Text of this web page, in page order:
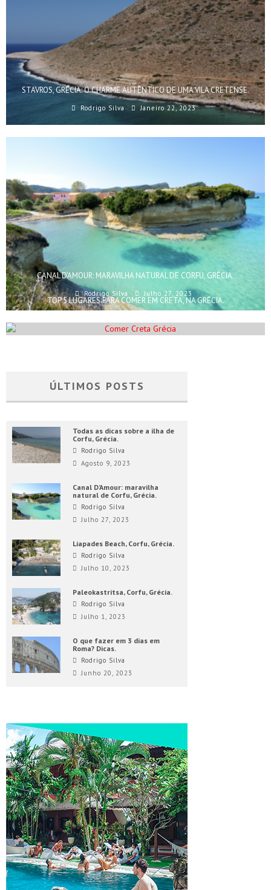
STAVROS, GRÉCIA: O CHARME AUTÊNTICO DE UMA VILA CRETENSE.
Rodrigo Silva Janeiro 22, 2023
CANAL D’AMOUR: MARAVILHA NATURAL DE CORFU, GRÉCIA.
Rodrigo Silva Julho 27, 2023
TOP 5 LUGARES PARA COMER EM CRETA, NA GRÉCIA.
ÚLTIMOS POSTS
Todas as dicas sobre a ilha de
Corfu, Grécia.
Rodrigo Silva
Agosto 9, 2023
Canal D’Amour: maravilha
natural de Corfu, Grécia.
Rodrigo Silva
Julho 27, 2023
Liapades Beach, Corfu, Grécia.
Rodrigo Silva
Julho 10, 2023
Paleokastritsa, Corfu, Grécia.
Rodrigo Silva
Julho 1, 2023
O que fazer em 3 dias em
Roma? Dicas.
Rodrigo Silva
Junho 20, 2023